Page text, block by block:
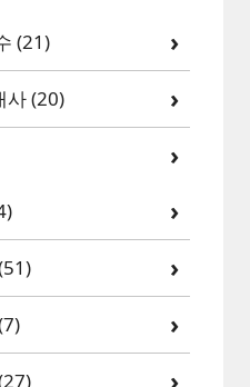
(21)
사(20)